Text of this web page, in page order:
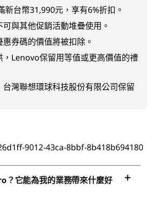
新台幣31,990元，享有6%折扣。
與其他促銷活動堆疊使用。
券碼的價值將被扣除。
，Lenovo保留用等值或更高價值的禮
灣聯想環球科技股份有限公司保留
9012-43ca-8bbf-8b418b694180
？它能為我的業務帶來什麼好